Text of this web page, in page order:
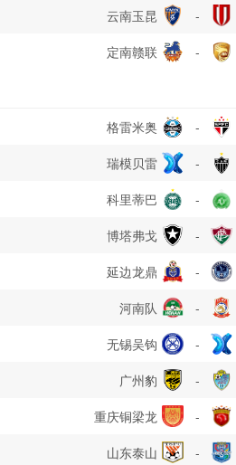
云南玉昆 -
定南赣联 -
格雷米奥 -
瑞模贝雷 -
科里蒂巴 -
博塔弗戈 -
延边龙鼎 -
河南队 -
无锡吴钩 -
广州豹 -
重庆铜梁龙 -
山东泰山 -